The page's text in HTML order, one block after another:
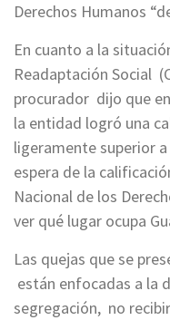
Derechos Humanos
En cuanto a la
Readaptación Social
procurador dijo que
la entidad logró una
ligeramente superior
espera de la
Nacional de los
ver qué lugar ocupa
Las quejas que se
están enfocadas a la
segregación, no